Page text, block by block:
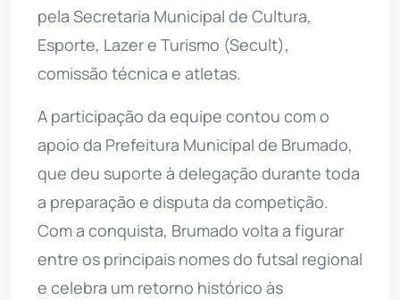
pela Secretaria Municipal de Cultura,
Esporte, Lazer e Turismo (Secult),
comissão técnica e atletas.
A participação da equipe contou com o
apoio da Prefeitura Municipal de Brumado,
que deu suporte à delegação durante toda
a preparação e disputa da competição.
Com a conquista, Brumado volta a figurar
entre os principais nomes do futsal regional
e celebra um retorno histórico às